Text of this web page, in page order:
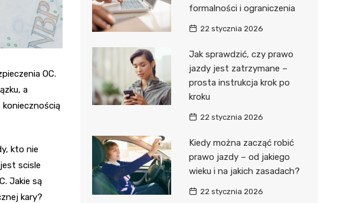
OC.
a
kto nie
scisle
Jakie są
kary?
formalności i ograniczenia
22 stycznia 2026
Jak sprawdzić, czy prawo
jazdy jest zatrzymane –
prosta instrukcja krok po
kroku
22 stycznia 2026
Kiedy można zacząć robić
prawo jazdy – od jakiego
wieku i na jakich zasadach?
22 stycznia 2026